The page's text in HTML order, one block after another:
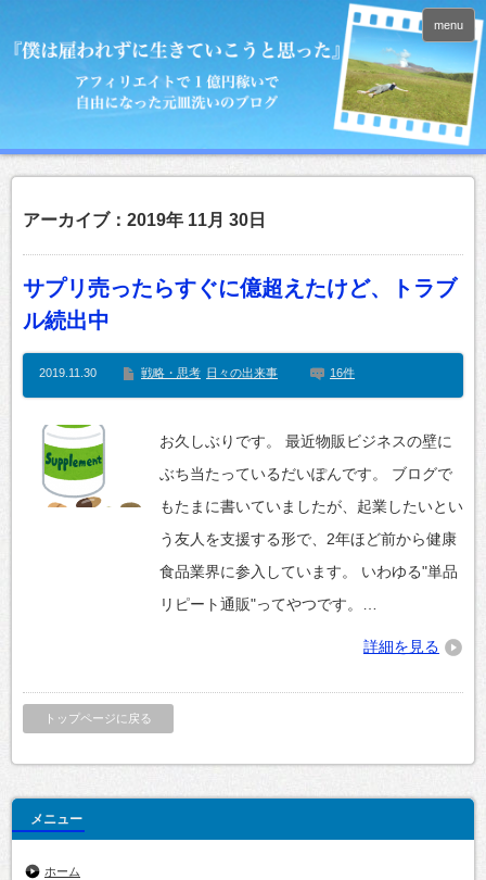
menu
アーカイブ：2019年 11月 30日
サプリ売ったらすぐに億超えたけど、トラブ
ル続出中
2019.11.30 戦略・思考 日々の出来事 16件
お久しぶりです。 最近物販ビジネスの壁に
ぶち当たっているだいぽんです。 ブログで
もたまに書いていましたが、起業したいとい
う友人を支援する形で、2年ほど前から健康
食品業界に参入しています。 いわゆる"単品
リピート通販"ってやつです。…
詳細を見る
トップページに戻る
メニュー
ホーム